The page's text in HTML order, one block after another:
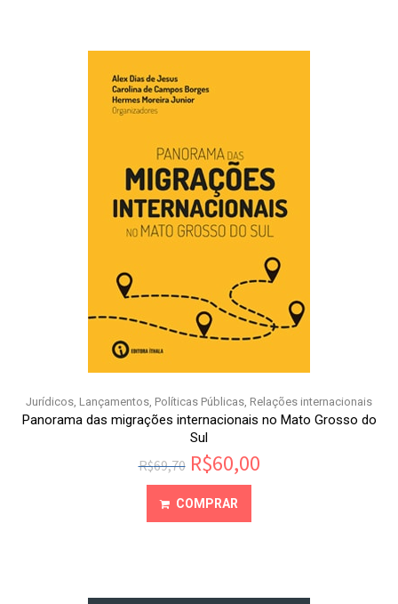
Jurídicos, Lançamentos, Políticas Públicas, Relações internacionais
Panorama das migrações internacionais no Mato Grosso do
Sul
R$69,70 R$60,00
COMPRAR